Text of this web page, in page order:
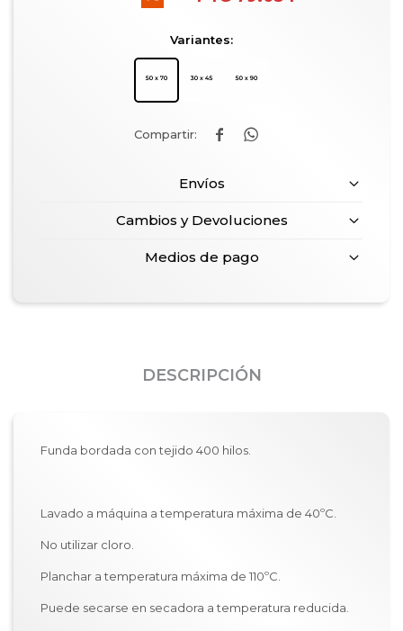
Variantes:
 
Envíos
Cambios y Devoluciones
Medios de pago
DESCRIPCIÓN
Funda bordada con tejido 400 hilos.
Lavado a máquina a temperatura máxima de 40ºC.
No utilizar cloro.
Planchar a temperatura máxima de 110ºC.
Puede secarse en secadora a temperatura reducida.